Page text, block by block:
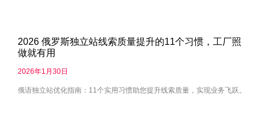
2026 俄罗斯独立站线索质量提升的11个习惯，工厂照
做就有用
2026年1月30日
俄语独立站优化指南：11个实用习惯助您提升线索质量，实现业务飞跃。